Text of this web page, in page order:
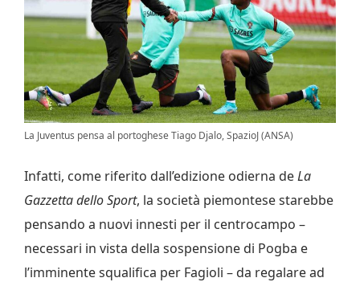
La Juventus pensa al portoghese Tiago Djalo, SpazioJ (ANSA)
Infatti, come riferito dall’edizione odierna deLa
Gazzetta dello Sport, la società piemontese starebbe
pensando a nuovi innesti per il centrocampo –
necessari in vista della sospensione di Pogba e
l’imminente squalifica per Fagioli – da regalare ad